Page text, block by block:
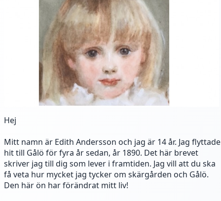
Hej
Mitt namn är Edith Andersson och jag är 14 år. Jag flyttade
hit till Gålö för fyra år sedan, år 1890. Det här brevet
skriver jag till dig som lever i framtiden. Jag vill att du ska
få veta hur mycket jag tycker om skärgården och Gålö.
Den här ön har förändrat mitt liv!